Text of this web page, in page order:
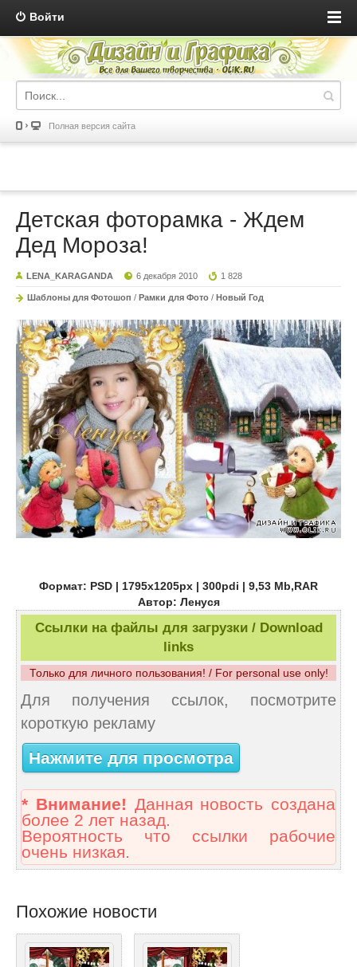
Войти
Полная версия сайта
Детская фоторамка - Ждем
Дед Мороза!
LENA_KARAGANDA 6 декабря 2010 1 828
Шаблоны для Фотошоп / Рамки для Фото / Новый Год
Формат: PSD | 1795x1205px | 300pdi | 9,53 Mb,RAR
Автор: Ленуся
Ссылки на файлы для загрузки / Download
links
Только для личного пользования! / For personal use only!
Для получения ссылок, посмотрите
короткую рекламу
Нажмите для просмотра
* Внимание! Данная новость создана
более 2 лет назад.
Вероятность что ссылки рабочие
очень низкая.
Похожие новости